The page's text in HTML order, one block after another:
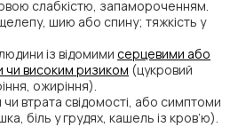
слабкістю, запамороченням.
шию або спину; тяжкість у
із відомими серцевими або
високим ризиком (цукровий
ожиріння).
втрата свідомості, або симптоми
біль у грудях, кашель із кров’ю).